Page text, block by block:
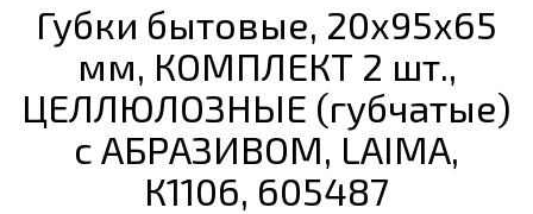
Губки бытовые, 20х95х65
мм, КОМПЛЕКТ 2 шт.,
ЦЕЛЛЮЛОЗНЫЕ (губчатые)
с АБРАЗИВОМ, LAIMA,
К1106, 605487